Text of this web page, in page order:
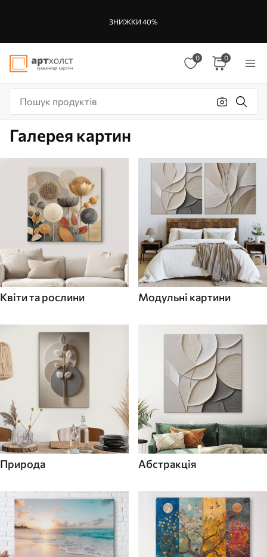
ЗНИЖКИ 40%
0 0
Галерея картин
Квіти та рослини Модульні картини
Природа Абстракція